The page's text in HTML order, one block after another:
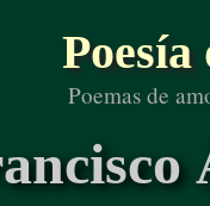
Poemas de